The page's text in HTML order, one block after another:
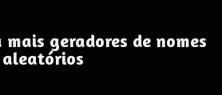
mais geradores de nomes
aleatórios